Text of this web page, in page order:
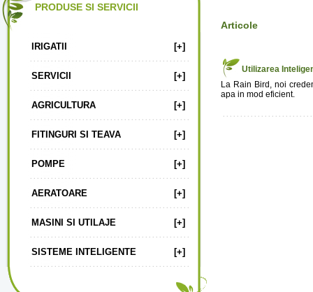
PRODUSE SI SERVICII
IRIGATII [+]
SERVICII [+]
AGRICULTURA [+]
FITINGURI SI TEAVA [+]
POMPE [+]
AERATOARE [+]
MASINI SI UTILAJE [+]
SISTEME INTELIGENTE [+]
Articole
Utilizarea
La Rain Bird, noi
apa in mod eficient.